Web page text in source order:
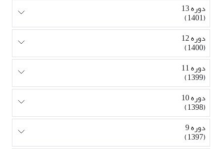
دوره 13
(1401)
دوره 12
(1400)
دوره 11
(1399)
دوره 10
(1398)
دوره 9
(1397)